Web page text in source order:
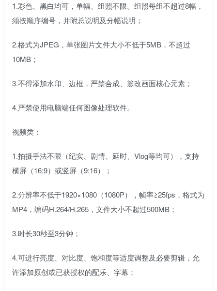
1.彩色、黑白均可，单幅、组照不限。组照每组不超过8幅，
须按顺序编号，并附总说明及分幅说明；
2.格式为JPEG，单张图片文件大小不低于5MB，不超过
10MB；
3.不得添加水印、边框，严禁合成、篡改画面核心元素；
4.严禁使用电脑端任何图像处理软件。
视频类：
1.拍摄手法不限（纪实、剧情、延时、Vlog等均可），支持
横屏（16:9）或竖屏（9:16）；
2.分辨率不低于1920×1080（1080P），帧率≥25fps，格式为
MP4，编码H.264/H.265，文件大小不超过500MB；
3.时长30秒至3分钟；
4.可进行亮度、对比度、饱和度等适度调整及必要剪辑，允
许添加原创或已获授权的配乐、字幕；